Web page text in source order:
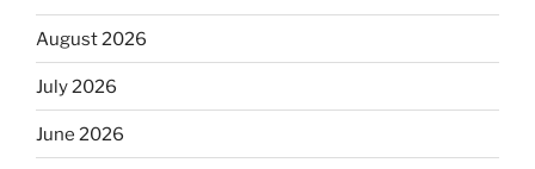
August 2026
July 2026
June 2026